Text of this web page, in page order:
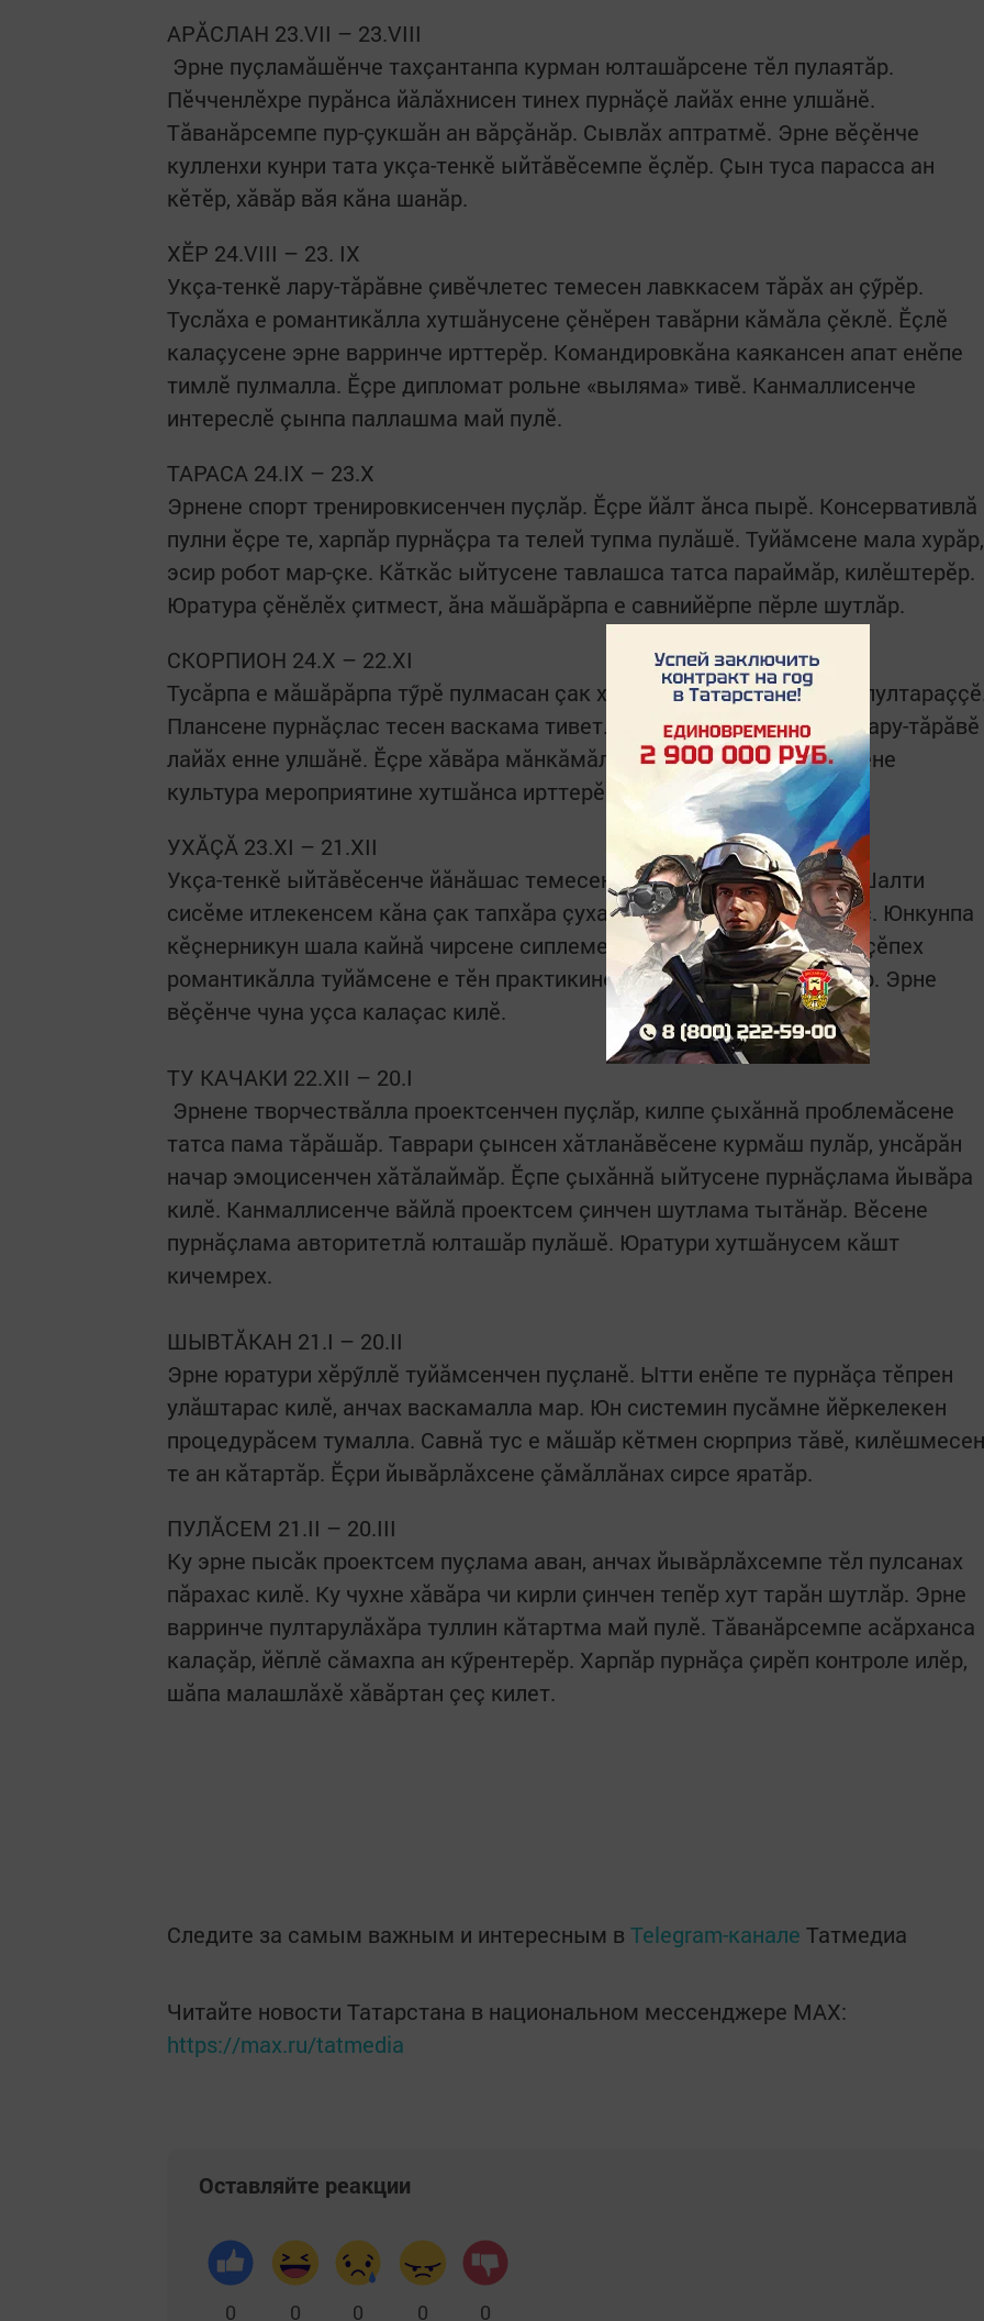
АРĂСЛАН 23.VII – 23.VIII
​ Эрне пуçламăшӗнче тахçантанпа курман юлташăрсене тӗл пулаятăр.
Пӗчченлӗхре пурăнса йăлăхнисен тинех пурнăçӗ лайăх енне улшăнӗ.
Тăванăрсемпе пур-çукшăн ан вăрçăнăр. Сывлăх аптратмӗ. Эрне вӗçӗнче
кулленхи кунри тата укçа-тенкӗ ыйтăвӗсемпе ӗçлӗр. Çын туса парасса ан
кӗтӗр, хăвăр вăя кăна шанăр.
ХӖР 24.VIII – 23. IX
Укçа-тенкӗ лару-тăрăвне çивӗчлетес темесен лавккасем тăрăх ан çӳрӗр.
Туслăха е романтикăлла хутшăнусене çӗнӗрен тавăрни кăмăла çӗклӗ. Ӗçлӗ
калаçусене эрне варринче ирттерӗр. Командировкăна каякансен апат енӗпе
тимлӗ пулмалла. Ӗçре дипломат рольне «выляма» тивӗ. Канмаллисенче
интереслӗ çынпа паллашма май пулӗ.​ ​
ТАРАСА 24.IX – 23.X
Эрнене спорт тренировкисенчен пуçлăр. Ӗçре йăлт ăнса пырӗ. Консервативлă
пулни ӗçре те, харпăр пурнăçра та телей тупма пулăшӗ. Туйăмсене мала хурăр,
эсир робот мар-çке. Кăткăс ыйтусене тавлашса татса параймăр, килӗштерӗр.
Юратура çӗнӗлӗх çитмест, ăна мăшăрăрпа е савнийӗрпе пӗрле шутлăр.
СКОРПИОН 24.X – 22.XI
Тусăрпа е мăшăрăрпа тӳрӗ пулмасан çак хутшăнусем вӗçленме те
Плансене пурнăçлас тесен васкама тивет. Эрне варринче финанс лару-тăрăвӗ
лайăх енне улшăнӗ. Ӗçре хăвăра мăнкăмăллă ан тытăр. Канмаллисене
культура мероприятине хутшăнса ирттерӗр.
УХĂÇĂ 23.XI – 21.XII
Укçа-тенкӗ ыйтăвӗсенче йăнăшас темесен пысăк вăй хума тивет. Шалти
сисӗме итлекенсем кăна çак тапхăра çухатусемсӗр чăтса ирттерӗç. Юнкунпа
кӗçнерникун шала кайнă чирсене сиплеме пуçлăр. Çак кунсенче пуçӗпех
романтикăлла туйăмсене е тӗн практикине кӗрсе кайма пултаратăр. Эрне
вӗçӗнче чуна уçса калаçас килӗ.
ТУ КАЧАКИ 22.XII – 20.I
​ Эрнене творчествăлла проектсенчен пуçлăр, килпе çыхăннă проблемăсене
татса пама тăрăшăр. Таврари çынсен хăтланăвӗсене курмăш пулăр, унсăрăн
начар эмоцисенчен хăтăлаймăр. Ӗçпе çыхăннă ыйтусене пурнăçлама йывăра
килӗ. Канмаллисенче вăйлă проектсем çинчен шутлама тытăнăр. Вӗсене
пурнăçлама авторитетлă юлташăр пулăшӗ. Юратури хутшăнусем кăшт
кичемрех.
ШЫВТĂКАН 21.I – 20.II
Эрне юратури хӗрӳллӗ туйăмсенчен пуçланӗ. Ытти енӗпе те пурнăçа тӗпрен
улăштарас килӗ, анчах васкамалла мар. Юн системин пусăмне йӗркелекен
процедурăсем тумалла. Савнă тус е мăшăр кӗтмен сюрприз тăвӗ, килӗшмесен
те ан кăтартăр. Ӗçри йывăрлăхсене çăмăллăнах сирсе яратăр. ​
ПУЛĂСЕМ 21.II – 20.III
Ку эрне пысăк проектсем пуçлама аван, анчах йывăрлăхсемпе тӗл пулсанах
пăрахас килӗ. Ку чухне хăвăра чи кирли çинчен тепӗр хут тарăн шутлăр. Эрне
варринче пултарулăхăра туллин кăтартма май пулӗ. Тăванăрсемпе асăрханса
калаçăр, йӗплӗ сăмахпа ан кӳрентерӗр. Харпăр пурнăçа çирӗп контроле илӗр,
шăпа малашлăхӗ хăвăртан çеç килет.
Следите за самым важным и интересным в Telegram-канале Татмедиа
Читайте новости Татарстана в национальном мессенджере MАХ:
https://max.ru/tatmedia
Оставляйте реакции
0 0 0 0 0